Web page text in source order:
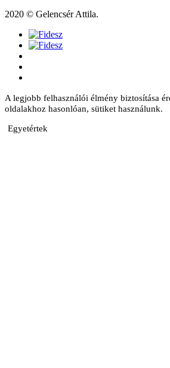
2020 © Gelencsér Attila.
A legjobb felhasználói élmény biztosítása
oldalakhoz hasonlóan, sütiket használunk.
Egyetértek